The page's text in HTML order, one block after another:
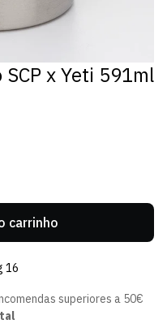
x Yeti 591ml
carrinho
16
superiores a 50€